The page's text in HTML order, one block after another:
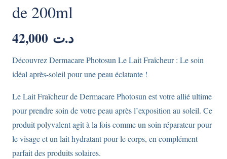
de 200ml
د.ت
Découvrez Dermacare Photosun Le Lait Fraîcheur : Le soin
idéal après-soleil pour une peau éclatante !
Le Lait Fraîcheur de Dermacare Photosun est votre allié ultime
pour prendre soin de votre peau après l’exposition au soleil. Ce
produit polyvalent agit à la fois comme un soin réparateur pour
le visage et un lait hydratant pour le corps, en complément
parfait des produits solaires.